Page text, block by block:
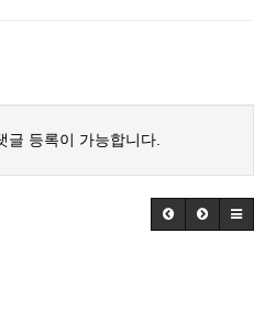
글 등록이 가능합니다.